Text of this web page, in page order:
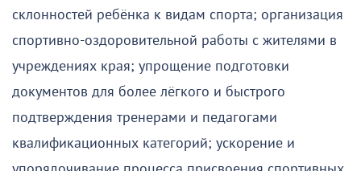
склонностей ребёнка к видам спорта; организация
спортивно-оздоровительной работы с жителями в
учреждениях края; упрощение подготовки
документов для более лёгкого и быстрого
подтверждения тренерами и педагогами
квалификационных категорий; ускорение и